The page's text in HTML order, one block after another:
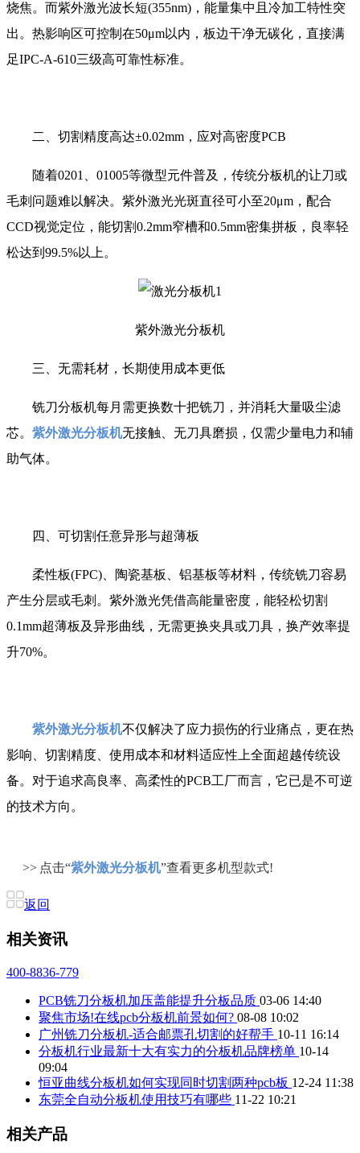
烧焦。而紫外激光波长短(355nm)，能量集中且冷加工特性突
出。热影响区可控制在50μm以内，板边干净无碳化，直接满
足IPC-A-610三级高可靠性标准。
二、切割精度高达±0.02mm，应对高密度PCB
随着0201、01005等微型元件普及，传统分板机的让刀或
毛刺问题难以解决。紫外激光光斑直径可小至20μm，配合
CCD视觉定位，能切割0.2mm窄槽和0.5mm密集拼板，良率轻
松达到99.5%以上。
紫外激光分板机
三、无需耗材，长期使用成本更低
铣刀分板机每月需更换数十把铣刀，并消耗大量吸尘滤
芯。 紫外激光分板机无接触、无刀具磨损，仅需少量电力和辅
助气体。
四、可切割任意异形与超薄板
柔性板(FPC)、陶瓷基板、铝基板等材料，传统铣刀容易
产生分层或毛刺。紫外激光凭借高能量密度，能轻松切割
0.1mm超薄板及异形曲线，无需更换夹具或刀具，换产效率提
升70%。
紫外激光分板机不仅解决了应力损伤的行业痛点，更在热
影响、切割精度、使用成本和材料适应性上全面超越传统设
备。对于追求高良率、高柔性的PCB工厂而言，它已是不可逆
的技术方向。
>> 点击“紫外激光分板机”查看更多机型款式!
返回
相关资讯
400-8836-779
PCB铣刀分板机加压盖能提升分板品质 03-06 14:40
聚焦市场!在线pcb分板机前景如何? 08-08 10:02
广州铣刀分板机-适合邮票孔切割的好帮手 10-11 16:14
分板机行业最新十大有实力的分板机品牌榜单 10-14
09:04
恒亚曲线分板机如何实现同时切割两种pcb板 12-24 11:38
东莞全自动分板机使用技巧有哪些 11-22 10:21
相关产品